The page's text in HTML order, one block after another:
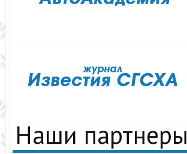
Наши партнеры